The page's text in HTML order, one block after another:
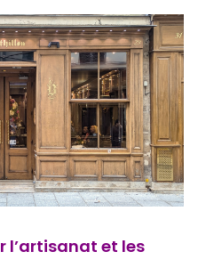
l’artisanat et les